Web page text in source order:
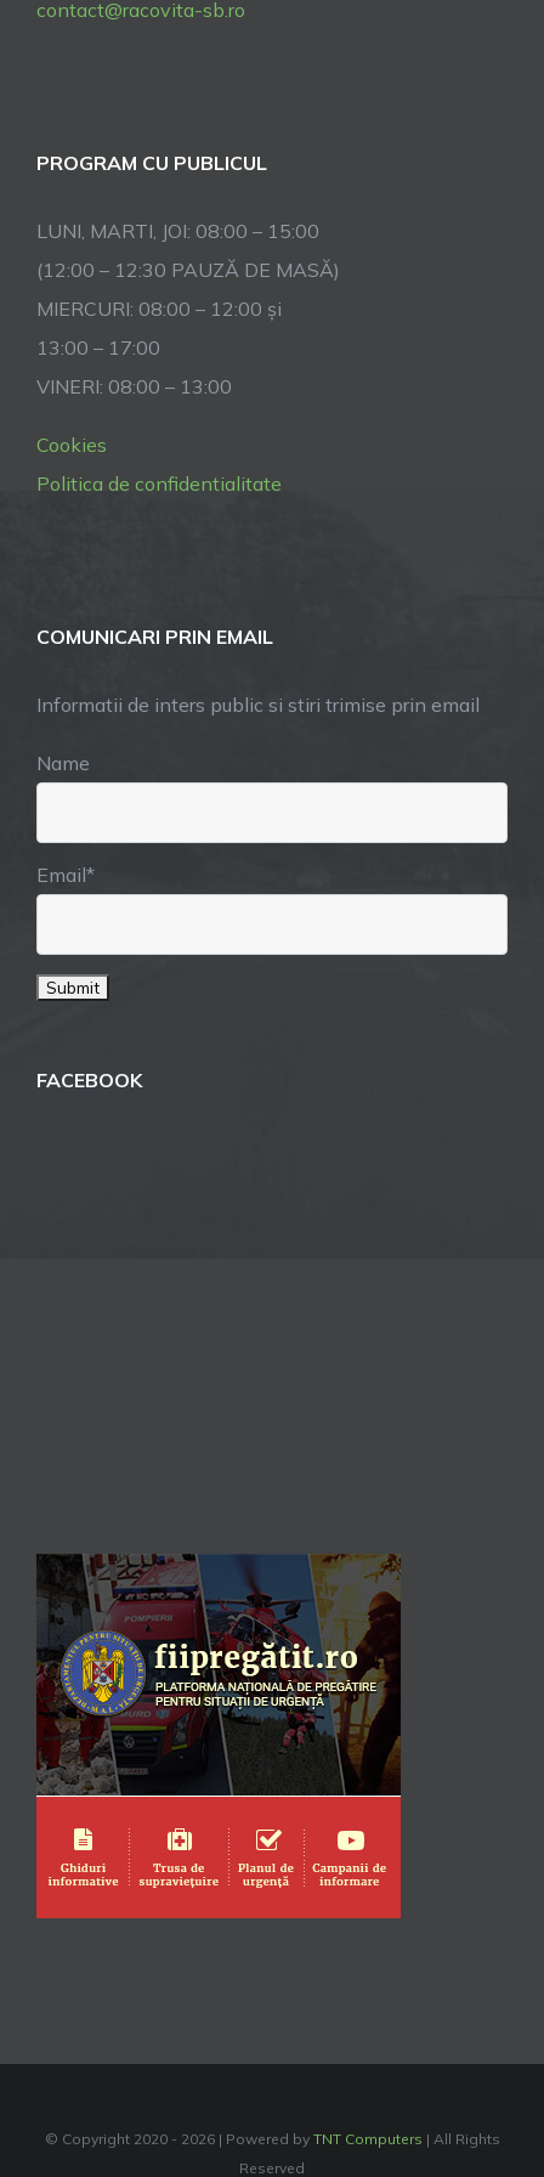
contact@racovita-sb.ro
PROGRAM CU PUBLICUL
LUNI, MARTI, JOI: 08:00 – 15:00
(12:00 – 12:30 PAUZĂ DE MASĂ)
MIERCURI: 08:00 – 12:00 și
13:00 – 17:00
VINERI: 08:00 – 13:00
Cookies
Politica de confidentialitate
COMUNICARI PRIN EMAIL
Informatii de inters public si stiri trimise prin email
Name
Email*
FACEBOOK
© Copyright 2020 - 2026 | Powered by TNT Computers | All Rights
Reserved